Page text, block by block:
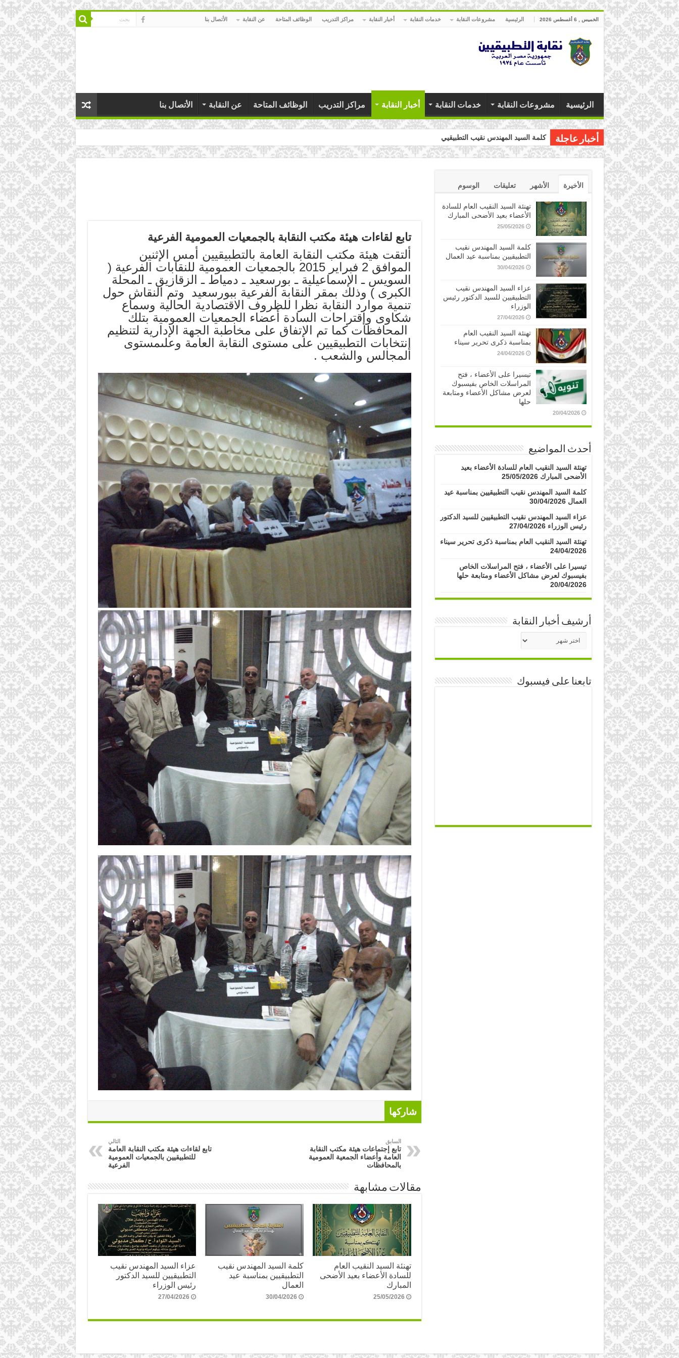
الخميس , 6 أغسطس 2026 الرئيسية مشروعات النقابة خدمات النقابة أخبار النقابة مراكز التدريب الوظائف المتاحة عن النقابة الأتصال بنا
الرئيسية مشروعات النقابة خدمات النقابة أخبار النقابة مراكز التدريب الوظائف المتاحة عن النقابة الأتصال بنا
أخبار عاجلة كلمة السيد المهندس نقيب التطبيقيين بمناسبة عيد العمال
تابع لقاءات هيئة مكتب النقابة بالجمعيات العمومية الفرعية
ألتقت هيئة مكتب النقابة العامة بالتطبيقيين أمس الإثنين
الموافق 2 فبراير 2015 بالجمعيات العمومية للنقابات الفرعية (
السويس ـ الإسماعيلية ـ بورسعيد ـ دمياط ـ الزقازيق ـ المحلة
الكبرى ) وذلك بمقر النقابة الفرعية ببورسعيد وتم النقاش حول
تنمية موارد النقابة نظرا للظروف الاقتصادية الحالية وسماع
شكاوى وإقتراحات السادة أعضاء الجمعيات العمومية بتلك
المحافظات كما تم الإتفاق على مخاطبة الجهة الإدارية لتنظيم
إنتخابات التطبيقيين على مستوى النقابة العامة وعلىمستوى
المجالس والشعب .
شاركها
السابق
تابع إجتماعات هيئة مكتب النقابة
العامة وأعضاء الجمعية العمومية
بالمحافظات
التالي
تابع لقاءات هيئة مكتب النقابة العامة
للتطبيقيين بالجمعيات العمومية
الفرعية
مقالات مشابهة
تهنئة السيد النقيب العام
للسادة الأعضاء بعيد الأضحى
المبارك
25/05/2026
كلمة السيد المهندس نقيب
التطبيقيين بمناسبة عيد
العمال
30/04/2026
عزاء السيد المهندس نقيب
التطبيقيين للسيد الدكتور
رئيس الوزراء
27/04/2026
الأخيرة الأشهر تعليقات الوسوم
تهنئة السيد النقيب العام للسادة
الأعضاء بعيد الأضحى المبارك
25/05/2026
كلمة السيد المهندس نقيب
التطبيقيين بمناسبة عيد العمال
30/04/2026
عزاء السيد المهندس نقيب
التطبيقيين للسيد الدكتور رئيس
الوزراء
27/04/2026
تهنئة السيد النقيب العام
بمناسبة ذكرى تحرير سيناء
24/04/2026
تيسيرا على الأعضاء ، فتح
المراسلات الخاص بفيسبوك
لعرض مشاكل الأعضاء ومتابعة
حلها
20/04/2026
أحدث المواضيع
تهنئة السيد النقيب العام للسادة الأعضاء بعيد
الأضحى المبارك 25/05/2026
كلمة السيد المهندس نقيب التطبيقيين بمناسبة عيد
العمال 30/04/2026
عزاء السيد المهندس نقيب التطبيقيين للسيد الدكتور
رئيس الوزراء 27/04/2026
تهنئة السيد النقيب العام بمناسبة ذكرى تحرير سيناء
24/04/2026
تيسيرا على الأعضاء ، فتح المراسلات الخاص
بفيسبوك لعرض مشاكل الأعضاء ومتابعة حلها
20/04/2026
أرشيف أخبار النقابة
أرشيف
أخبار
تابعنا على فيسبوك